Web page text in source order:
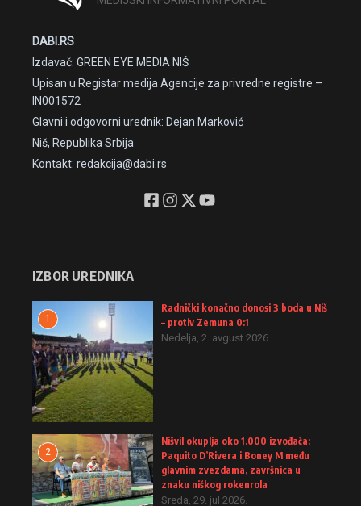
DABI.RS
Izdavač: GREEN EYE MEDIA NIŠ
Upisan u Registar medija Agencije za privredne registre –
IN001572
Glavni i odgovorni urednik: Dejan Marković
Niš, Republika Srbija
Kontakt: redakcija@dabi.rs
IZBOR UREDNIKA
1
Radnički konačno donosi 3 boda u Niš
– protiv Zemuna 0:1
Nedelja, 2. avgust 2026.
2
Nišvil okuplja oko 1.000 izvođača:
Paquito D’Rivera i Boney M među
glavnim zvezdama, završnica u
znaku niškog rokenrola
Sreda, 29. jul 2026.